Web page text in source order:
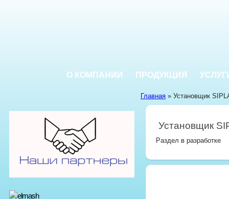
О КОМПАНИИ ПРОДУКЦИЯ
Главная » Установщик
Установщик
Раздел в разработке